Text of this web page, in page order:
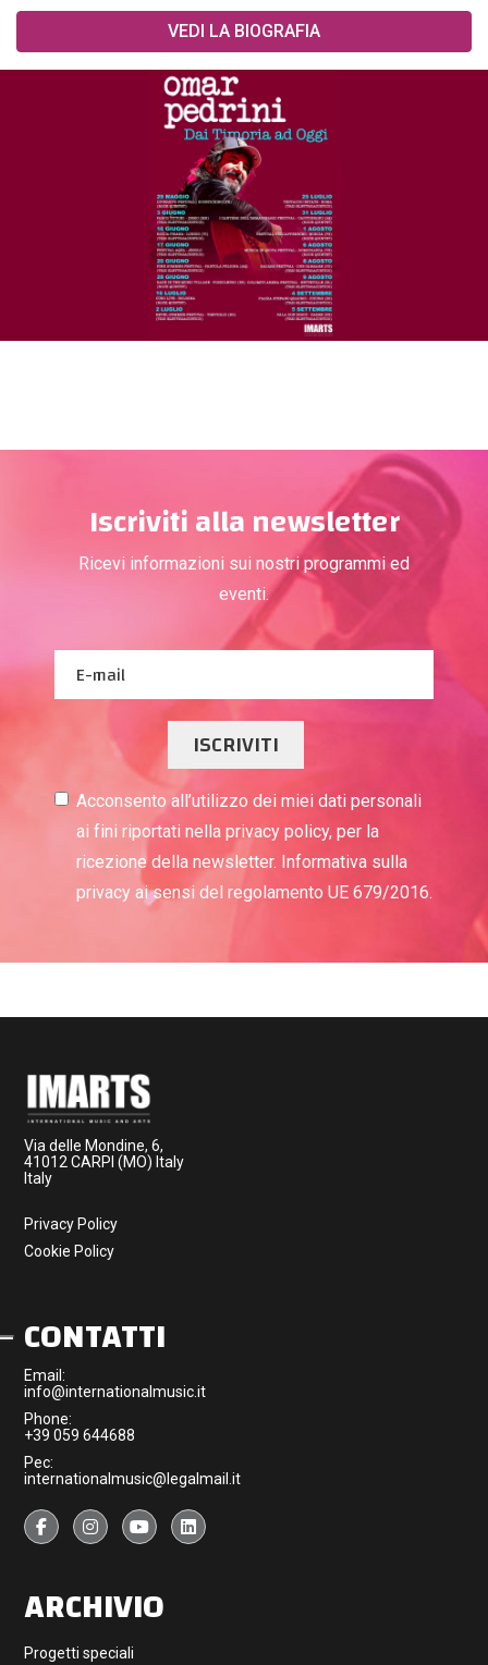
VEDI LA BIOGRAFIA
Iscriviti alla newsletter
Ricevi informazioni sui nostri programmi ed
eventi.
ISCRIVITI
Acconsento all’utilizzo dei miei dati personali
ai fini riportati nella privacy policy, per la
ricezione della newsletter. Informativa sulla
privacy ai sensi del regolamento UE 679/2016.
Via delle Mondine, 6,
41012 CARPI (MO) Italy
Italy
Privacy Policy
Cookie Policy
CONTATTI
Email:
info@internationalmusic.it
Phone:
+39 059 644688
Pec:
internationalmusic@legalmail.it
ARCHIVIO
Progetti speciali